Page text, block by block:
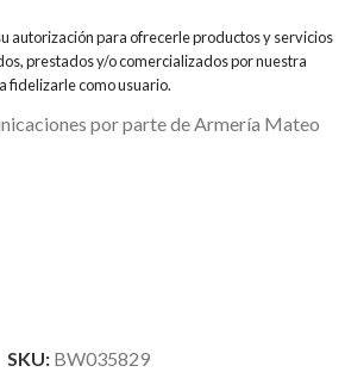
autorización para ofrecerle productos y servicios
prestados y/o comercializados por nuestra
fidelizarle como usuario.
por parte de Armería Mateo
SKU: BW035829